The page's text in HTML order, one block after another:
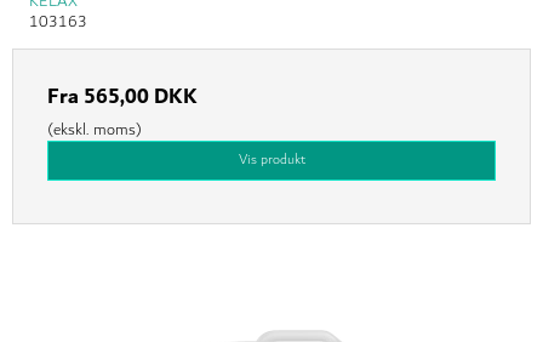
103163
Fra 565,00 DKK
(ekskl. moms)
Vis produkt